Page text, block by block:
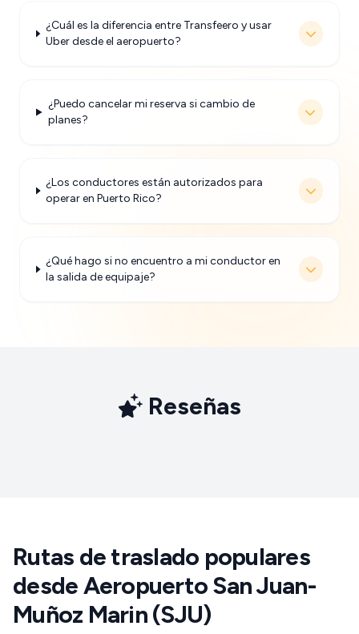
¿Cuál es la diferencia entre Transfeero y usar
Uber desde el aeropuerto?
¿Puedo cancelar mi reserva si cambio de
planes?
¿Los conductores están autorizados para
operar en Puerto Rico?
¿Qué hago si no encuentro a mi conductor en
la salida de equipaje?
Reseñas
Rutas de traslado populares
desde Aeropuerto San Juan-
Muñoz Marin (SJU)